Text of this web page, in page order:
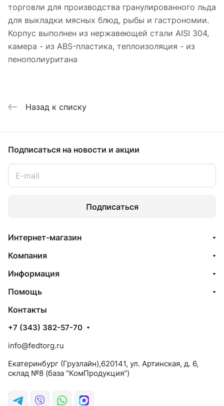
торговли для производства гранулированного льда
для выкладки мясных блюд, рыбы и гастрономии.
Корпус выполнен из нержавеющей стали AISI 304,
камера - из ABS-пластика, теплоизоляция - из
пенополиуритана
Назад к списку
Подписаться на новости и акции
Подписаться
Интернет-магазин
Компания
Информация
Помощь
Контакты
+7 (343) 382-57-70
info@fedtorg.ru
Екатеринбург (Грузлайн),620141, ул. Артинская, д. 6,
склад №8 (база "КомПродукция")